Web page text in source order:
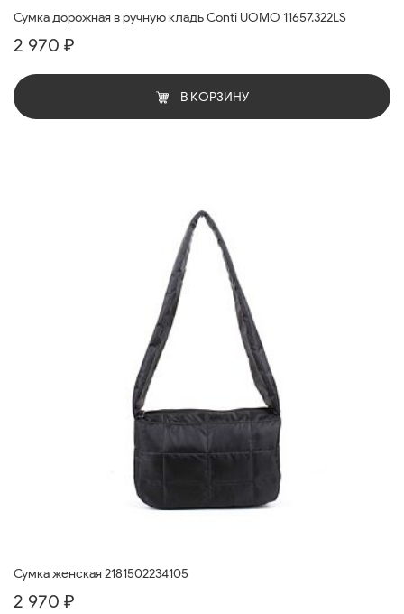
Сумка дорожная в ручную кладь Conti UOMO 11657.322LS
2 970 ₽
В КОРЗИНУ
Сумка женская 2181502234105
2 970 ₽